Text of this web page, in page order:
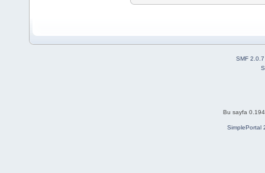
SMF 2.0.7
Bu sayfa
SimplePortal